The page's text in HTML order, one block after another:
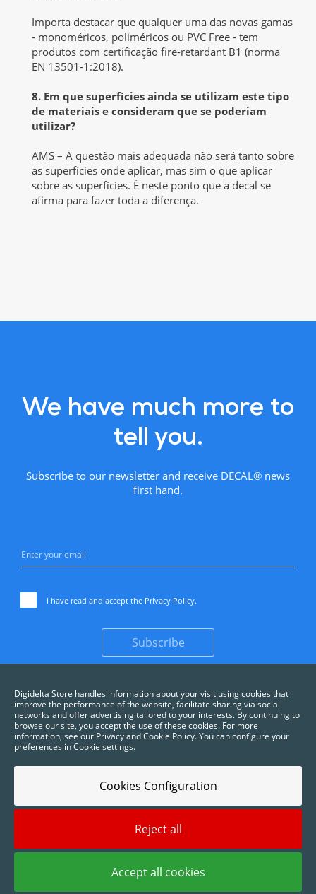
Importa destacar que qualquer uma das novas gamas
- monoméricos, poliméricos ou PVC Free - tem
produtos com certificação fire-retardant B1 (norma
EN 13501-1:2018).
8. Em que superfícies ainda se utilizam este tipo
de materiais e consideram que se poderiam
utilizar?
AMS – A questão mais adequada não será tanto sobre
as superfícies onde aplicar, mas sim o que aplicar
sobre as superfícies. É neste ponto que a decal se
afirma para fazer toda a diferença.
We have much more to
tell you.
Subscribe to our newsletter and receive DECAL® news
first hand.
I have read and accept the Privacy Policy.
Subscribe
2025 © Digidelta Store - Think Green. All rights reserved.
Digidelta Store handles information about your visit using cookies that
improve the performance of the website, facilitate sharing via social
networks and offer advertising tailored to your interests. By continuing to
browse our site, you accept the use of these cookies. For more
information, see our Privacy and Cookie Policy. You can configure your
preferences in Cookie settings.
Cookies Configuration
Reject all
Accept all cookies